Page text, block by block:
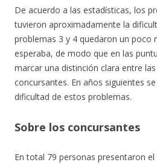
De acuerdo a las estadísticas, los
tuvieron aproximadamente la
problemas 3 y 4 quedaron un poco
esperaba, de modo que en las
marcar una distinción clara entre
concursantes. En años siguientes
dificultad de estos problemas.
Sobre los concursantes
En total 79 personas presentaron